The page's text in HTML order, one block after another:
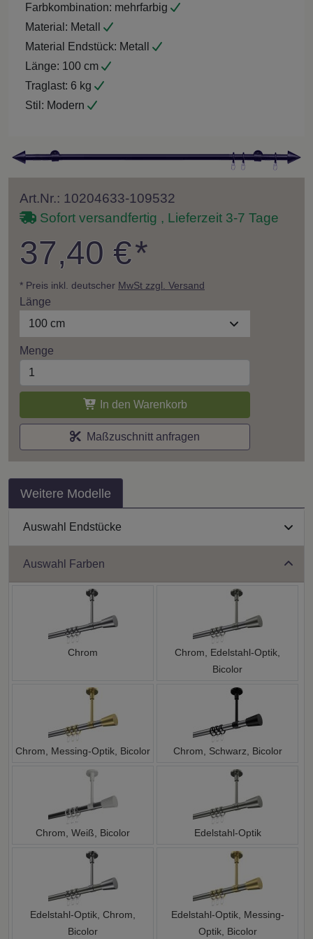
Farbkombination: mehrfarbig
Material: Metall
Material Endstück: Metall
Länge: 100 cm
Traglast: 6 kg
Stil: Modern
Art.Nr.: 10204633-109532
Sofort versandfertig , Lieferzeit 3-7 Tage
37,40 €*
* Preis inkl. deutscher MwSt zzgl. Versand
Länge
100 cm
Menge
In den Warenkorb
Maßzuschnitt anfragen
Weitere Modelle
Auswahl Endstücke
Auswahl Farben
Chrom
Chrom, Edelstahl-Optik,
Bicolor
Chrom, Messing-Optik, Bicolor Chrom, Schwarz, Bicolor
Chrom, Weiß, Bicolor Edelstahl-Optik
Edelstahl-Optik, Chrom,
Bicolor
Edelstahl-Optik, Messing-
Optik, Bicolor